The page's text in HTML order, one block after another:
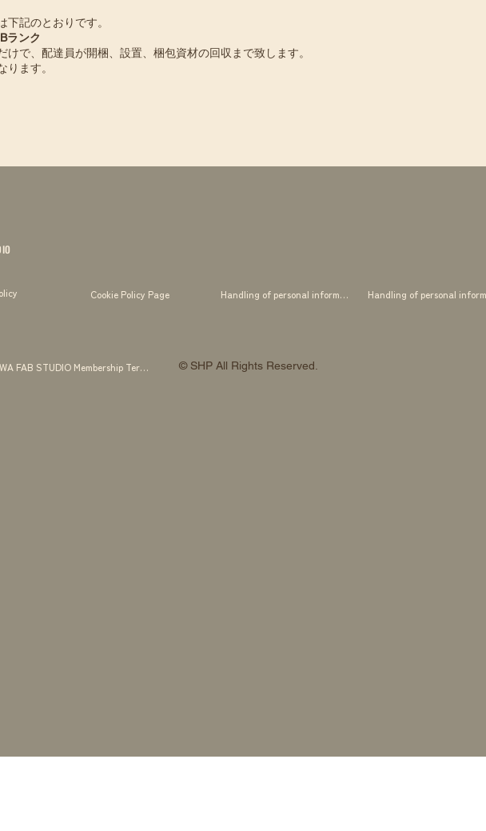
下記のとおりです。
ランク
けで、配達員が開梱、設置、梱包資材の回収まで致します。
ります。
Cookie Policy Page Handling of personal information
SHP OTOWA FAB STUDIO Membership Terms and Conditions © SHP All Rights Reserved.